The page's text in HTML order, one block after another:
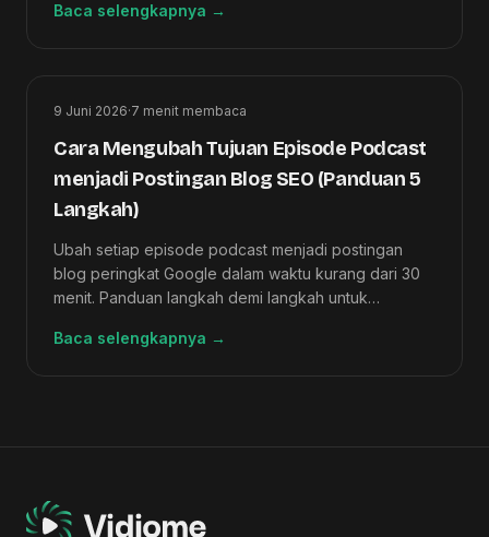
kualitas keluaran video-ke-artikel.
Baca selengkapnya →
9 Juni 2026·7 menit membaca
Cara Mengubah Tujuan Episode Podcast
menjadi Postingan Blog SEO (Panduan 5
Langkah)
Ubah setiap episode podcast menjadi postingan
blog peringkat Google dalam waktu kurang dari 30
menit. Panduan langkah demi langkah untuk
pekerjaan menulis tambahan.
Baca selengkapnya →